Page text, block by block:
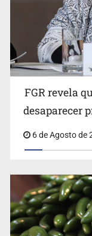
Kershenobich
FGR revela
desaparecer
6 de Agosto de